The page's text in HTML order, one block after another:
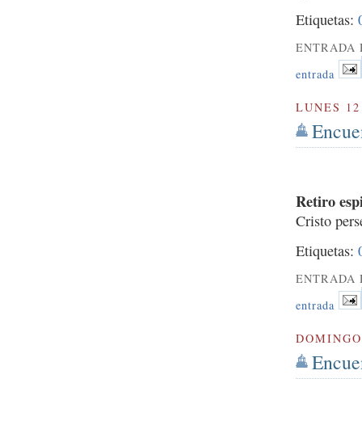
Etiquetas:
ENTRADA
entrada
LUNES
Retiro
Cristo
Etiquetas:
ENTRADA
entrada